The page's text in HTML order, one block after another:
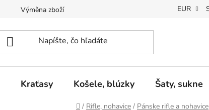
Výměna zboží ReklamaceEUR
Kraťasy Košele, blúzky Šaty, sukne
Domov
/ Rifle, nohavice / Pánske rifle a nohavice